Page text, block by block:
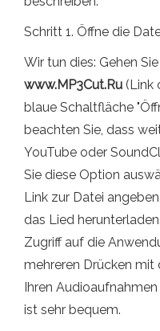
Schritt 1. Öffne die
Wir tun dies: Gehen
www.MP3Cut.Ru (Link
blaue Schaltfläche
beachten Sie, dass
YouTube oder
Sie diese Option
Link zur Datei
das Lied
Zugriff auf die
mehreren Drücken mit
Ihren
ist sehr bequem.